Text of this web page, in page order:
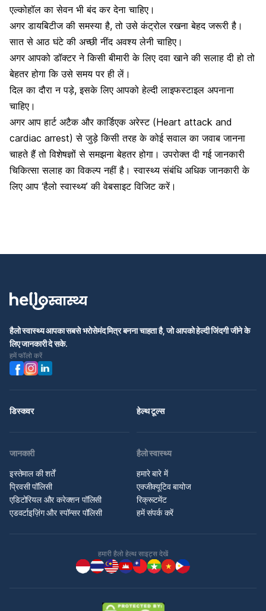
एल्कोहॉल का सेवनभी बंद कर देना चाहिए।
अगर डायबिटीज की समस्या है, तो उसे कंट्रोल रखना बेहद जरूरी है।
सात से आठ घंटे की अच्छी नींद अवश्य लेनी चाहिए।
अगर आपको डॉक्टर ने किसी बीमारी के लिए दवा खाने की सलाह दी हो तो
बेहतर होगा कि उसे समय पर ही लें।
दिल का दौरा न पड़े, इसके लिए आपको हेल्दी लाइफस्टाइल अपनाना
चाहिए।
अगर आप हार्ट अटैक और कार्डिएक अरेस्ट (Heart attack and
cardiac arrest) से जुड़े किसी तरह के कोई सवाल का जवाब जानना
चाहते हैं तो विशेषज्ञों से समझना बेहतर होगा। उपरोक्त दी गई जानकारी
चिकित्सा सलाह का विकल्प नहीं है। स्वास्थ्य संबंधि अधिक जानकारी के
लिए आप ‘हैलो स्वास्थ्य’ की वेबसाइट विजिट करें।
हैलो स्वास्थ्य आपका सबसे भरोसेमंद मित्र बनना चाहता है, जो आपको हेल्दी जिंदगी जीने के
लिए जानकारी दे सके.
हमें फॉलो करें
डिस्कवर हेल्थ टूल्स
जानकारी
इस्तेमाल की शर्तें
प्रिवसी पॉलिसी
एडिटोरियल और करेक्शन पॉलिसी
एडवर्टाइज़िंग और स्पॉन्सर पॉलिसी
हैलो स्वास्थ्य
हमारे बारे में
एक्जीक्यूटिव बायोज
रिक्रूटमेंट
हमें संपर्क करें
हमारी हैलो हेल्थ साइट्स देखें